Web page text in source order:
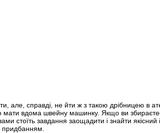
але, справді, не йти ж з такою дрібницею в
мати вдома швейну машинку. Якщо ви
стоїть завдання заощадити і знайти якісний
придбанням.